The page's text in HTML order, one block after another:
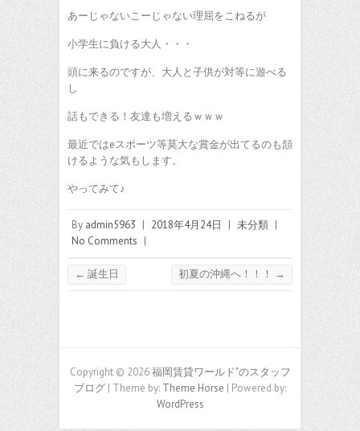
あーじゃないこーじゃない理屈をこねるが
小学生に負ける大人・・・
頭に来るのですが、大人と子供が対等に遊べる
し
話もできる！友達も増えるｗｗｗ
最近ではeスポーツ等莫大な賞金が出てるのも頷
けるような気もします。
やってみて♪
By admin5963 | 2018年4月24日 | 未分類 |
No Comments |
← 誕生日 初夏の沖縄へ！！！ →
Copyright © 2026福岡賃貸ワールド"のスタッフ
ブログ | Theme by: Theme Horse | Powered by:
WordPress